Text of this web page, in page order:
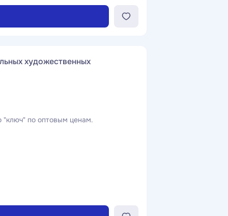
художественных
"ключ" по оптовым ценам.